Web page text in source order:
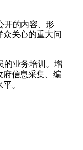
开的内容、形
关心的重大问
的业务培训。增
府信息采集、编
。